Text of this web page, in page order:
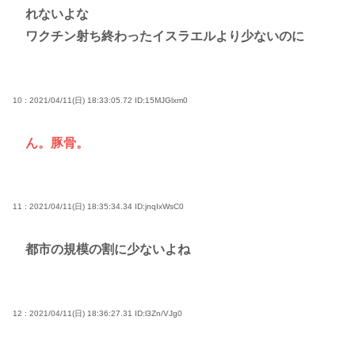
れないよな
ワクチン射ち終わったイスラエルより少ないのに
10 : 2021/04/11(日) 18:33:05.72 ID:15MJGlxm0
ん。豚骨。
11 : 2021/04/11(日) 18:35:34.34 ID:jnqIxWsC0
都市の規模の割に少ないよね
12 : 2021/04/11(日) 18:36:27.31 ID:l3Zn/VJg0